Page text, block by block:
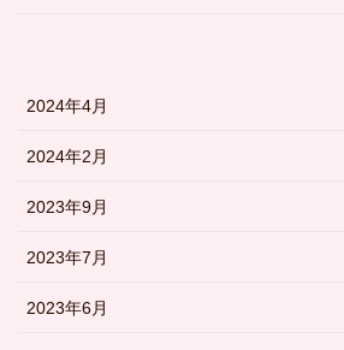
2024年4月
2024年2月
2023年9月
2023年7月
2023年6月